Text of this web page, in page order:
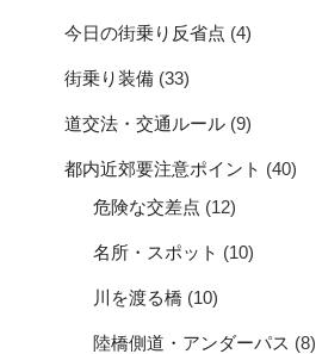
今日の街乗り反省点 (4)
街乗り装備 (33)
道交法・交通ルール (9)
都内近郊要注意ポイント (40)
危険な交差点 (12)
名所・スポット (10)
川を渡る橋 (10)
陸橋側道・アンダーパス (8)